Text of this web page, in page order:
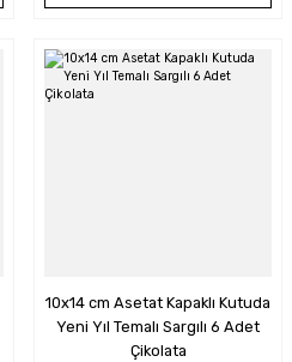
10x14 cm Asetat Kapaklı Kutuda
Yeni Yıl Temalı Sargılı 6 Adet
Çikolata